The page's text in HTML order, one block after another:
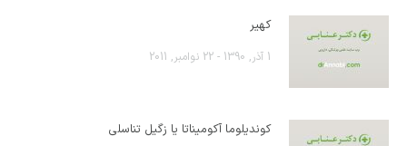
کهیر
1 آذر, 1390 - 22 نوامبر, 2011
کوندیلوما آکومیناتا یا زگیل تناسلی